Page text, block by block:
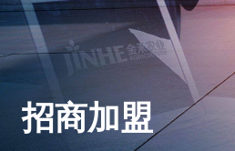
招商加盟